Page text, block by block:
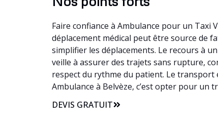
Faire confiance à Ambulance pour un Taxi
déplacement médical peut être source de
simplifier les déplacements. Le recours à
veille à assurer des trajets sans rupture,
respect du rythme du patient. Le transport
Ambulance à Belvèze, c’est opter pour un
DEVIS GRATUIT